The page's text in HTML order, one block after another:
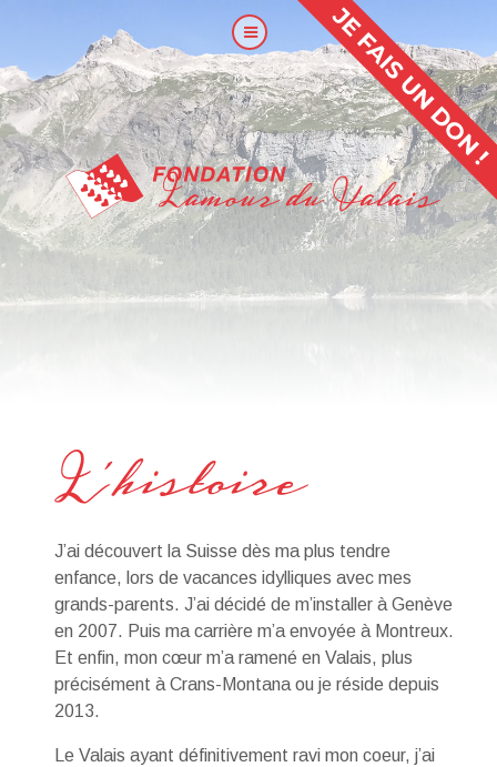
J’ai découvert la Suisse dès ma plus tendre
enfance, lors de vacances idylliques avec mes
grands-parents. J’ai décidé de m’installer à Genève
en 2007. Puis ma carrière m’a envoyée à Montreux.
Et enfin, mon cœur m’a ramené en Valais, plus
précisément à Crans-Montana ou je réside depuis
2013.
Le Valais ayant définitivement ravi mon coeur, j’ai